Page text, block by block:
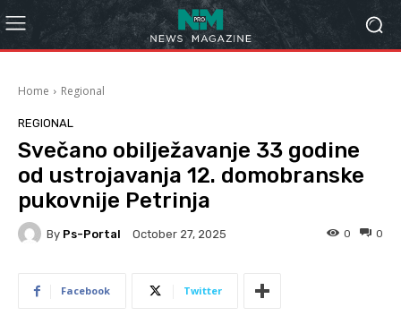
Home Regional
REGIONAL
Svečano obilježavanje 33 godine
od ustrojavanja 12. domobranske
pukovnije Petrinja
By Ps-Portal October 27, 2025 0
0
Facebook Twitter